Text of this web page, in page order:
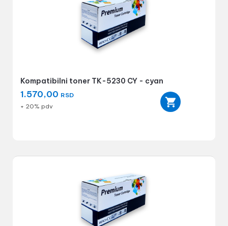
Kompatibilni toner TK-5230 CY - cyan
1.570,00 RSD
+ 20% pdv